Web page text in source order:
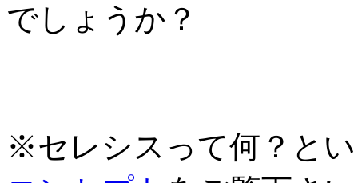
でしょうか？
※セレシスって何？と